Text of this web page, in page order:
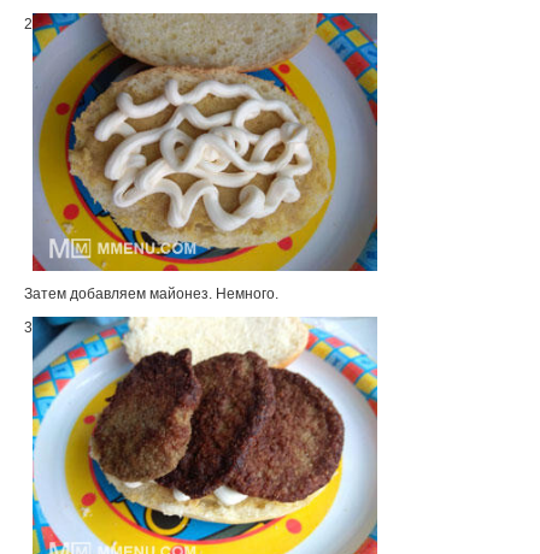
2
Затем добавляем майонез. Немного.
3